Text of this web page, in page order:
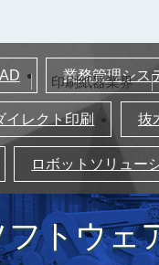
印刷紙器業界
業務管理シス
イレクト印刷 抜
ロボットソリュー
フトウェ